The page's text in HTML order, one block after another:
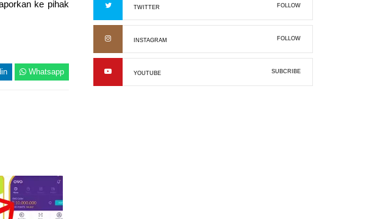
ke pihak
Whatsapp
TWITTER FOLLOW
INSTAGRAM FOLLOW
YOUTUBE SUBCRIBE